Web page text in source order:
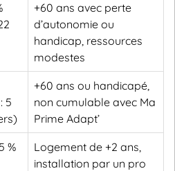
+60 ans avec perte
d’autonomie ou
handicap, ressources
modestes
5
+60 ans ou handicapé,
non cumulable avec Ma
Prime Adapt’
%
Logement de +2 ans,
installation par un pro